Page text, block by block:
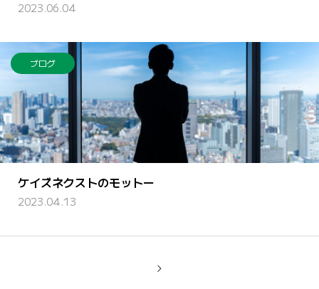
2023.06.04
ブログ
ケイズネクストのモットー
2023.04.13